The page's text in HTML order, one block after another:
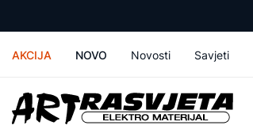
AKCIJA NOVO Novosti Savjeti